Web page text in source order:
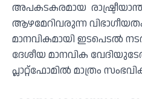
അപകടകരമായ
ആഴമേറിവരുന്ന
മാനവികമായി ഇടപെടൽ
ദേശീയ മാനവിക
പ്ലാറ്റ്ഫോമിൽ മാത്രം